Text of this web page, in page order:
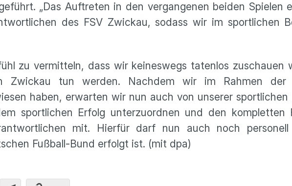
„Das Auftreten in den vergangenen beiden Spielen
des FSV Zwickau, sodass wir im sportlichen
zu vermitteln, dass wir keineswegs tatenlos zuschauen
Zwickau tun werden. Nachdem wir im Rahmen der
haben, erwarten wir nun auch von unserer
sportlichen Erfolg unterzuordnen und den kompletten
mit. Hierfür darf nun auch noch
Fußball-Bund erfolgt ist. (mit dpa)